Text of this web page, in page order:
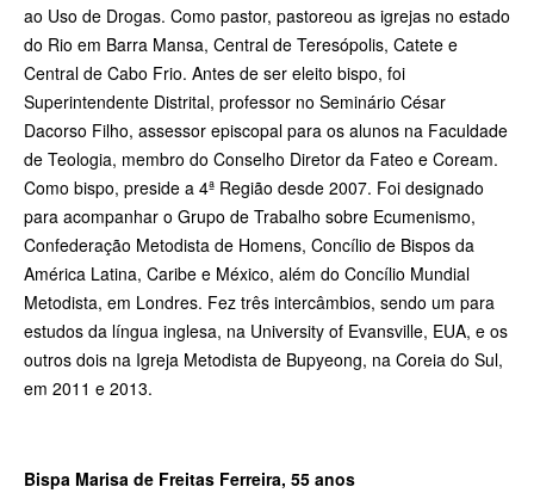
ao Uso de Drogas. Como pastor, pastoreou as igrejas no estado
do Rio em Barra Mansa, Central de Teresópolis, Catete e
Central de Cabo Frio. Antes de ser eleito bispo, foi
Superintendente Distrital, professor no Seminário César
Dacorso Filho, assessor episcopal para os alunos na Faculdade
de Teologia, membro do Conselho Diretor da Fateo e Coream.
Como bispo, preside a 4ª Região desde 2007. Foi designado
para acompanhar o Grupo de Trabalho sobre Ecumenismo,
Confederação Metodista de Homens, Concílio de Bispos da
América Latina, Caribe e México, além do Concílio Mundial
Metodista, em Londres. Fez três intercâmbios, sendo um para
estudos da língua inglesa, na University of Evansville, EUA, e os
outros dois na Igreja Metodista de Bupyeong, na Coreia do Sul,
em 2011 e 2013.
Bispa Marisa de Freitas Ferreira, 55 anos